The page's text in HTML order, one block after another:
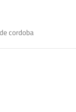
cordoba